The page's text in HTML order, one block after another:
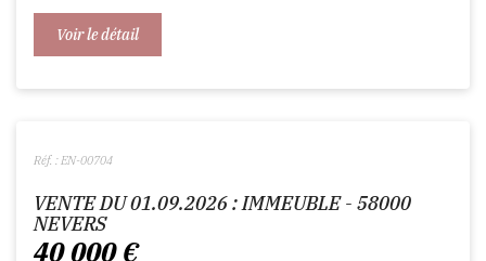
Voir le détail
VENTE DU 01.09.2026 : IMMEUBLE - 58000
NEVERS
40 000 €
Réf. : EN-00704